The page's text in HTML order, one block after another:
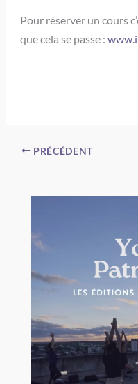
Pour réserver un cours
que cela se passe :
PRÉCÉDENT